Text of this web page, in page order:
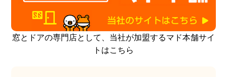
窓とドアの専門店として、当社が加盟するマド本舗サイ
トはこちら